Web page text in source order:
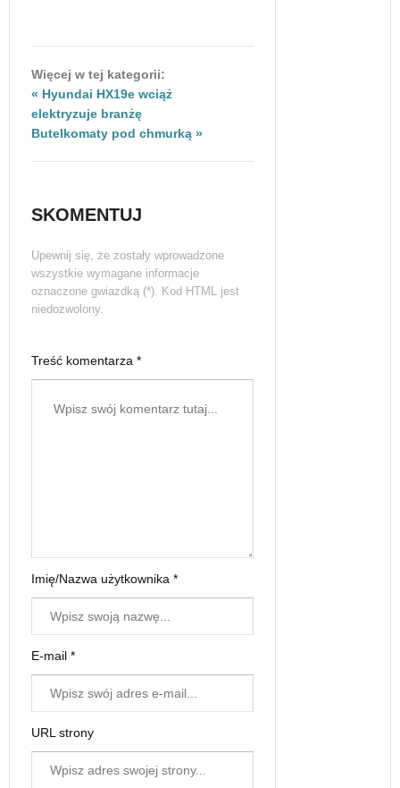
Więcej w tej kategorii:
« Hyundai HX19e wciąż
elektryzuje branżę
Butelkomaty pod chmurką »
SKOMENTUJ
Upewnij się, że zostały wprowadzone
wszystkie wymagane informacje
oznaczone gwiazdką (*). Kod HTML jest
niedozwolony.
Treść komentarza *
Imię/Nazwa użytkownika *
E-mail *
URL strony